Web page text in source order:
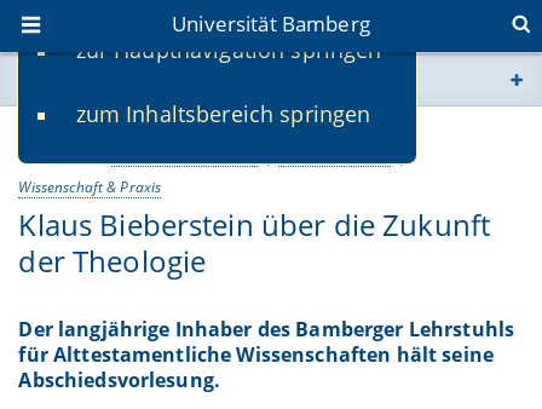
zur Hauptnavigation springen
zum Inhaltsbereich springen
Universität Bamberg
www.uni-bamberg.de
univis.uni-bamberg.de
fis.uni-bamberg.de
07.07.2021
Wissenschaft & Praxis
Klaus Bieberstein über die Zukunft
der Theologie
Der langjährige Inhaber des Bamberger Lehrstuhls
für Alttestamentliche Wissenschaften hält seine
Abschiedsvorlesung.